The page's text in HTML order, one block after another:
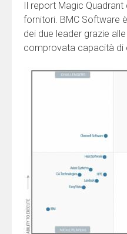
Il report Magic
fornitori. BMC Software
dei due leader grazie
comprovata capacità di